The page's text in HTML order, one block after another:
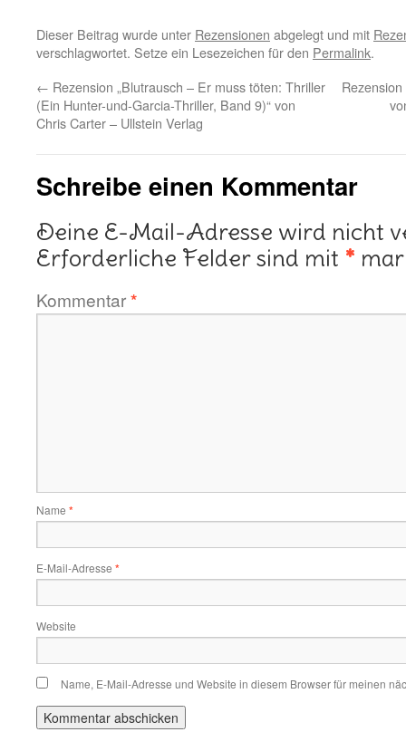
Dieser Beitrag wurde unter Rezensionen abgelegt und mit
verschlagwortet. Setze ein Lesezeichen für den Permalink.
← Rezension „Blutrausch – Er muss töten: Thriller
(Ein Hunter-und-Garcia-Thriller, Band 9)“ von
Chris Carter – Ullstein Verlag
Schreibe einen Kommentar
Deine E-Mail-Adresse wird nicht
Erforderliche Felder sind mit *
Kommentar*
Name *
E-Mail-Adresse *
Website
Name, E-Mail-Adresse und Website in diesem Browser für meinen